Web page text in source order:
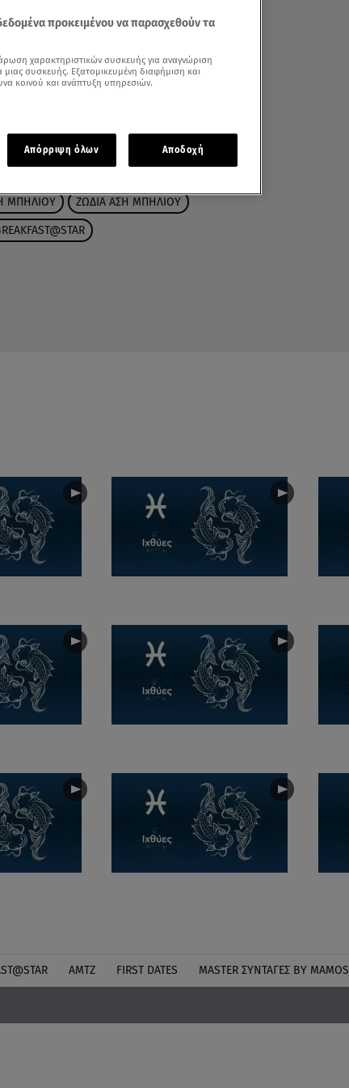
ΜΠΗΛΙΟΥ ΖΩΔΙΑ ΑΣΗ ΜΠΗΛΙΟΥ
ΑΜΤΖ FIRST DATES MASTER ΣΥΝΤΑΓΈΣ BY MAMOS
προκειμένου να παρασχεθούν τα
χαρακτηριστικών συσκευής για αναγνώριση
συσκευής. Εξατομικευμένη διαφήμιση και
κοινού και ανάπτυξη υπηρεσιών.
Απόρριψη όλων Αποδοχή